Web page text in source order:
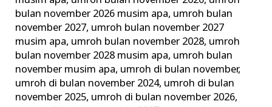
bulan november 2026 musim apa, umroh bulan
november 2027, umroh bulan november 2027
musim apa, umroh bulan november 2028, umroh
bulan november 2028 musim apa, umroh bulan
november musim apa, umroh di bulan november,
umroh di bulan november 2024, umroh di bulan
november 2025, umroh di bulan november 2026,